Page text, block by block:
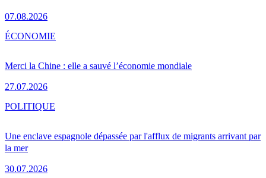
07.08.2026
Merci la Chine : elle a sauvé l’économie mondiale
27.07.2026
ÉCONOMIE
Une enclave espagnole dépassée par l'afflux de migrants arrivant par
la mer
30.07.2026
POLITIQUE